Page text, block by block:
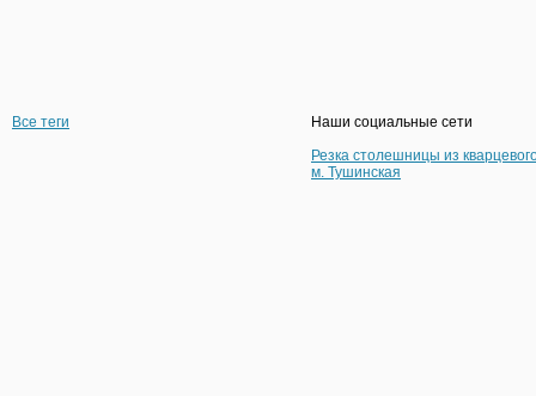
Все теги
Наши социальные сети
Резка столешницы из
м. Тушинская